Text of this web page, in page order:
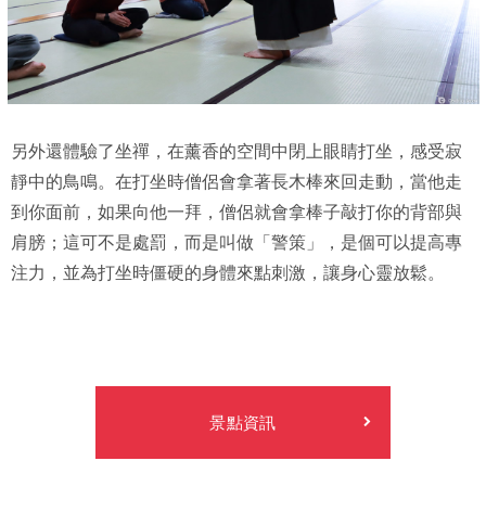
另外還體驗了坐禪，在薰香的空間中閉上眼睛打坐，感受寂
靜中的鳥鳴。在打坐時僧侶會拿著長木棒來回走動，當他走
到你面前，如果向他一拜，僧侶就會拿棒子敲打你的背部與
肩膀；這可不是處罰，而是叫做「警策」，是個可以提高專
注力，並為打坐時僵硬的身體來點刺激，讓身心靈放鬆。
景點資訊